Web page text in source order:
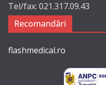
Tel/fax: 021.317.09.43
Recomandări
flashmedical.ro